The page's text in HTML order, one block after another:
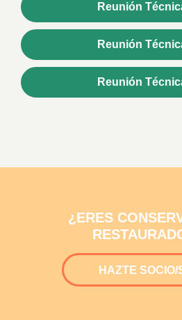
Reunión
Reunión
Reunión
¿ERES
HAZTE SOCIO/